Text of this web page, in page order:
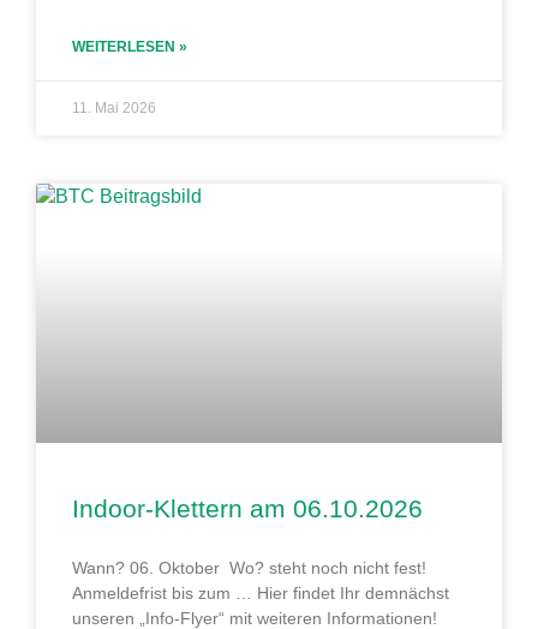
WEITERLESEN »
11. Mai 2026
Indoor-Klettern am 06.10.2026
Wann? 06. Oktober Wo? steht noch nicht fest!
Anmeldefrist bis zum … Hier findet Ihr demnächst
unseren „Info-Flyer“ mit weiteren Informationen!